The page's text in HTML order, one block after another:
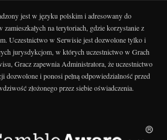
jest w języku polskim i adresowany do
na terytoriach, gdzie korzystanie z
Uczestnictwo w Serwisie jest dozwolone tylko i
jurysdykcjom, w których uczestnictwo w Grach
Gracz zapewnia Administratora, że uczestnictwo
dozwolone i ponosi pełną odpowiedzialność przed
złożonego przez siebie oświadczenia.